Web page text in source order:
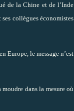
de la Chine et de l’Inde
collègues économistes
Europe, le message n’est
dans la mesure où